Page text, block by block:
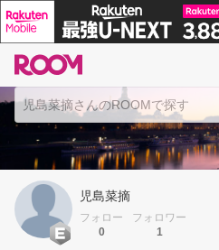
児島菜摘
フォロー
0
フォロワー
1